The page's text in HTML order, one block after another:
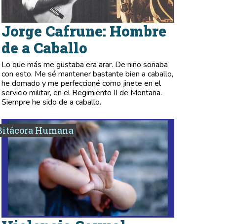
Jorge Cafrune: Hombre
de a Caballo
Lo que más me gustaba era arar. De niño soñaba
con esto. Me sé mantener bastante bien a caballo,
he domado y me perfeccioné como jinete en el
servicio militar, en el Regimiento II de Montaña.
Siempre he sido de a caballo.
Humana